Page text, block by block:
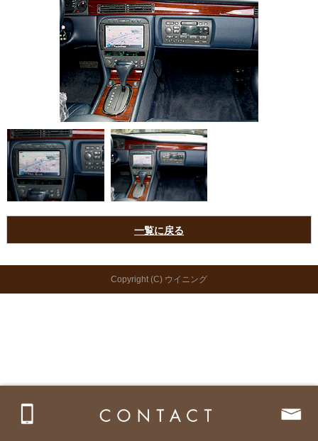
一覧に戻る
Copyright (C) ウイニング